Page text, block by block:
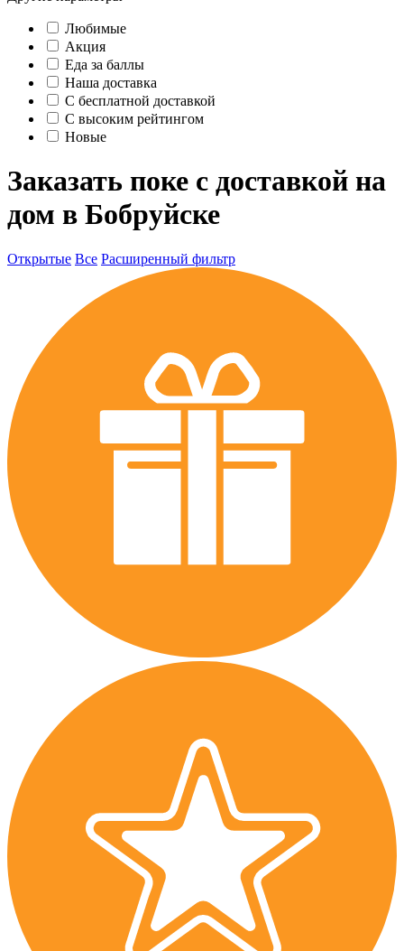
Любимые
Акция
Еда за баллы
Наша доставка
C бесплатной доставкой
С высоким рейтингом
Новые
Заказать поке с доставкой на
дом в Бобруйске
Открытые Все Расширенный фильтр